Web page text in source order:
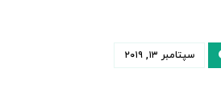
سپتامبر ۱۳, ۲۰۱۹